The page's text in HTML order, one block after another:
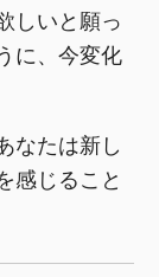
しいと願っ
に、今変化
なたは新し
感じること